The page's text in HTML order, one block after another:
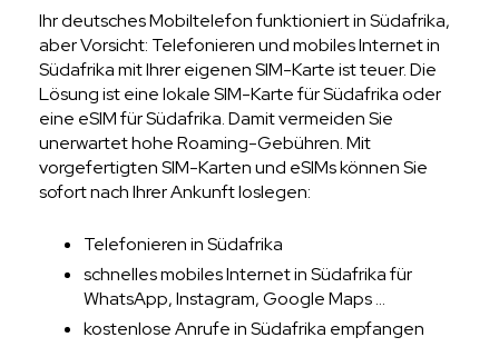
Ihr deutsches Mobiltelefon funktioniert in Südafrika,
aber Vorsicht: Telefonieren und mobiles Internet in
Südafrika mit Ihrer eigenen SIM-Karte ist teuer. Die
Lösung ist eine lokale SIM-Karte für Südafrika oder
eine eSIM für Südafrika. Damit vermeiden Sie
unerwartet hohe Roaming-Gebühren. Mit
vorgefertigten SIM-Karten und eSIMs können Sie
sofort nach Ihrer Ankunft loslegen:
Telefonieren in Südafrika
schnelles mobiles Internet in Südafrika für
WhatsApp, Instagram, Google Maps …
kostenlose Anrufe in Südafrika empfangen